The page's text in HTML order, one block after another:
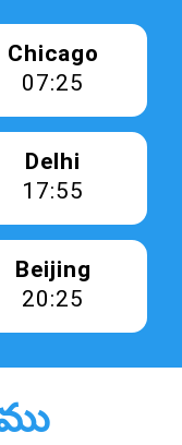
Chicago
07:25
Delhi
17:55
Beijing
20:25